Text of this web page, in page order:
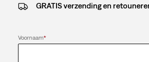
GRATIS verzending en
Voornaam*